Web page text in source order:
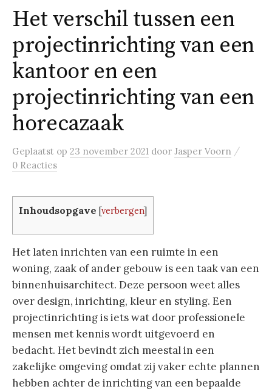
Het verschil tussen een
projectinrichting van een
kantoor en een
projectinrichting van een
horecazaak
Geplaatst op 23 november 2021 door Jasper Voorn /
0 Reacties
Inhoudsopgave [verbergen]
Het laten inrichten van een ruimte in een
woning, zaak of ander gebouw is een taak van een
binnenhuisarchitect. Deze persoon weet alles
over design, inrichting, kleur en styling. Een
projectinrichting is iets wat door professionele
mensen met kennis wordt uitgevoerd en
bedacht. Het bevindt zich meestal in een
zakelijke omgeving omdat zij vaker echte plannen
hebben achter de inrichting van een bepaalde